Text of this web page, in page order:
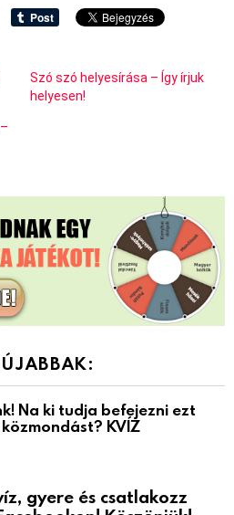
Szó szó helyesírása – Így írjuk
helyesen!
Na ki tudja befejezni ezt
KVÍZ
gyere és csatlakozz